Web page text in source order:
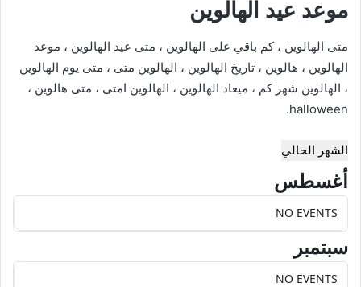
موعد عيد الهالوين
متى الهالوين ، كم باقي على الهالوين ، متى عيد الهالوين ، موعد
الهالوين ، هالوين ، تاريخ الهالوين ، الهالوين متى ، متى يوم الهالوين
، الهالوين شهر كم ، ميعاد الهالوين ، الهالوين امتى ، متى هالوين ،
halloween.
الشهر الحالي
أغسطس
NO EVENTS
سبتمبر
NO EVENTS